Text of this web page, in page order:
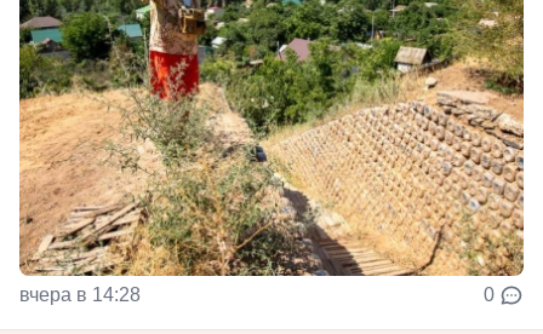
вчера в 14:28 0